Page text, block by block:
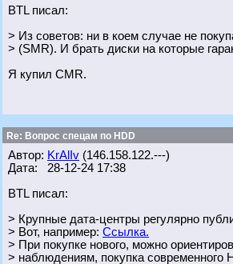
BTL писал:
> Из советов: ни в коем случае не
> (SMR). И брать диски на которые
Я купил CMR.
Re: Вопрос спецам по HDD
Автор: KrAlIv (146.158.122.---)
Дата: 28-12-24 17:38
BTL писал:
> Крупные дата-центры регулярно
> Вот, например: Ссылка.
> При покупке нового, можно
> наблюдениям, покупка современного